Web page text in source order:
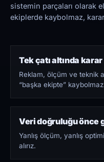
sistemin parçaları olarak
ekiplerde kaybolmaz,
Tek çatı altında karar
Reklam, ölçüm ve teknik
“başka ekipte”
Veri doğruluğu önce
Yanlış ölçüm, yanlış
alırız.